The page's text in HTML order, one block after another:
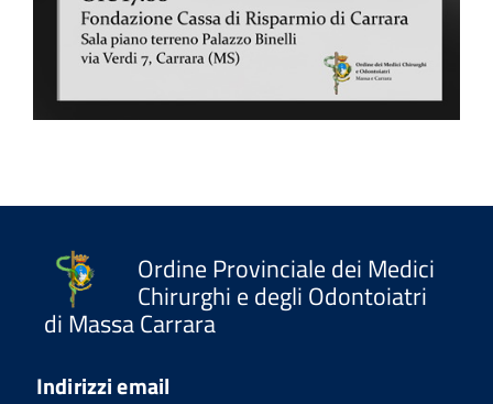
Ordine Provinciale dei Medici
Chirurghi e degli Odontoiatri
di Massa Carrara
Indirizzi email